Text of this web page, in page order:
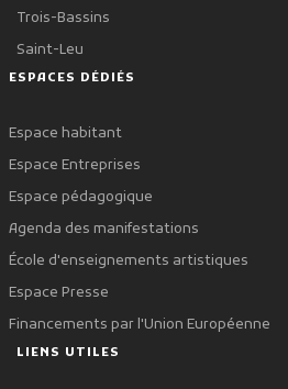
Trois-Bassins
Saint-Leu
ESPACES DÉDIÉS
Espace habitant
Espace Entreprises
Espace pédagogique
Agenda des manifestations
École d'enseignements artistiques
Espace Presse
Financements par l'Union Européenne
LIENS UTILES